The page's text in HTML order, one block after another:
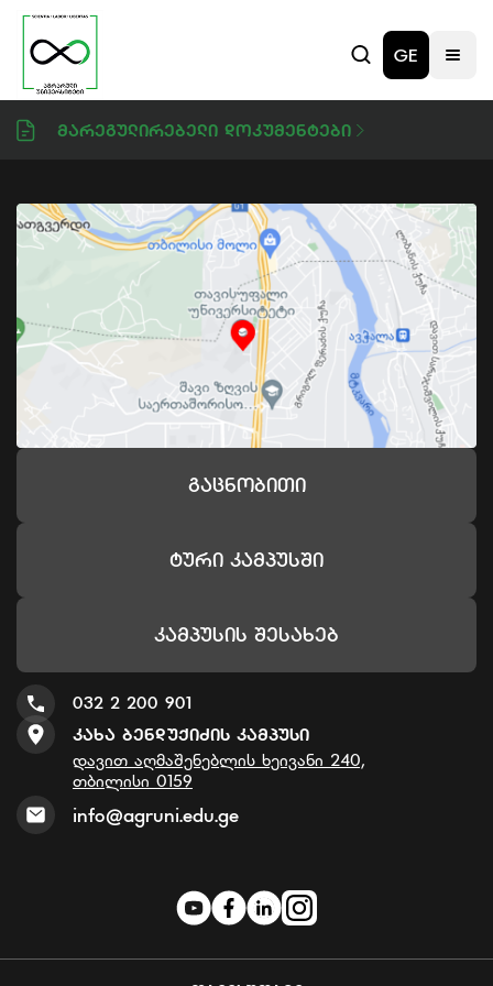
GE
Მარეგულირებელი Დოკუმენტები
Გაცნობითი
Ტური Კამპუსში
Კამპუსის Შესახებ
032 2 200 901
Კახა Ბენდუქიძის Კამპუსი
დავით აღმაშენებლის ხეივანი 240,
თბილისი 0159
info@agruni.edu.ge